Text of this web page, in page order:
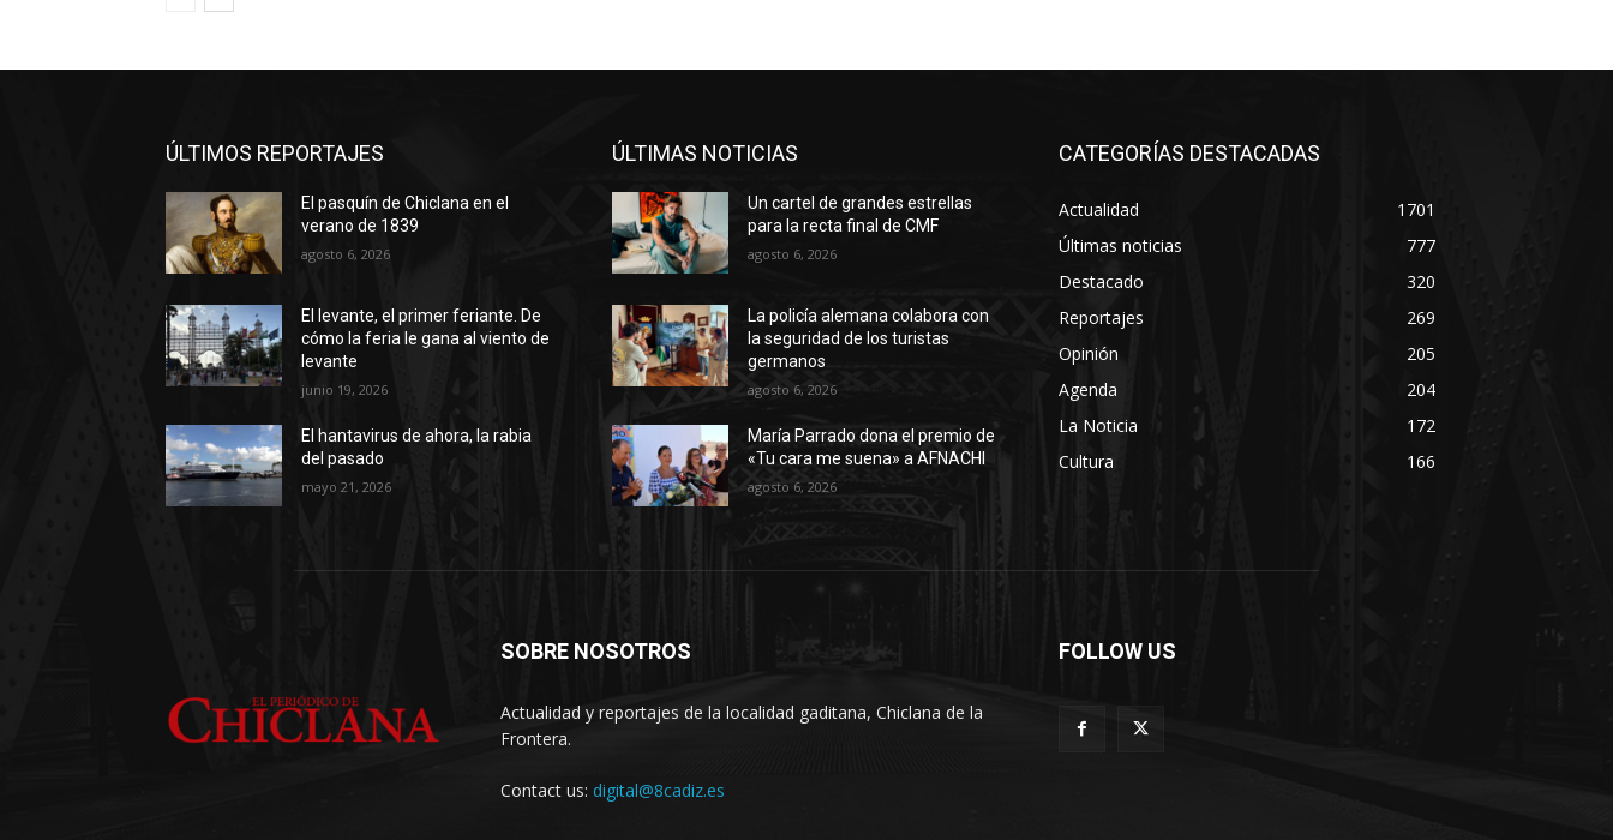
ÚLTIMOS REPORTAJES
El pasquín de Chiclana en el
verano de 1839
agosto 6, 2026
El levante, el primer feriante. De
cómo la feria le gana al viento de
levante
junio 19, 2026
El hantavirus de ahora, la rabia
del pasado
mayo 21, 2026
ÚLTIMAS NOTICIAS
Un cartel de grandes estrellas
para la recta final de CMF
agosto 6, 2026
La policía alemana colabora con
la seguridad de los turistas
germanos
agosto 6, 2026
María Parrado dona el premio de
«Tu cara me suena» a AFNACHI
agosto 6, 2026
CATEGORÍAS DESTACADAS
Actualidad
1701
Últimas noticias
777
Destacado
320
Reportajes
269
Opinión
205
Agenda
204
La Noticia
172
Cultura
166
SOBRE NOSOTROS
Actualidad y reportajes de la localidad gaditana, Chiclana de la
Frontera.
Contact us: digital@8cadiz.es
FOLLOW US